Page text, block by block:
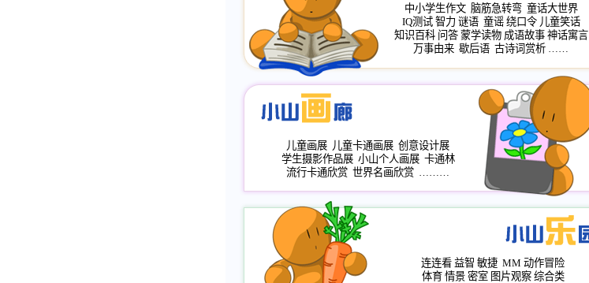
中小学生作文 脑筋急转弯 童话大世界
IQ测试 智力 谜语 童谣 绕口令 儿童笑话
知识百科 问答 蒙学读物 成语故事 神话寓言
万事由来 歇后语 古诗词赏析 ……
儿童画展 儿童卡通画展 创意设计展
学生摄影作品展 小山个人画展 卡通林
流行卡通欣赏 世界名画欣赏 ………
连连看 益智 敏捷 MM 动作冒险
体育 情景 密室 图片观察 综合类